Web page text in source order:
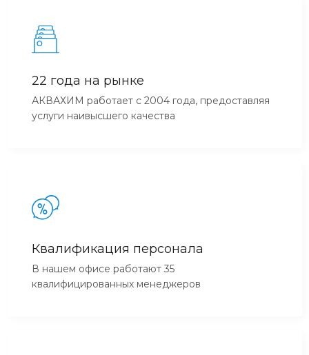
22 года на рынке
АКВАХИМ работает с 2004 года, предоставляя
услуги наивысшего качества
Квалификация персонала
В нашем офисе работают 35
квалифицированных менеджеров